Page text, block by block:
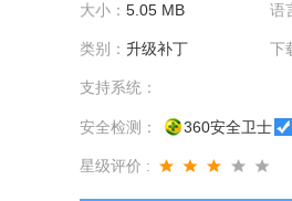
大小： 5.05 MB 语
类别： 升级补丁 下
支持系统：
安全检测： 360安全卫士
星级评价 :